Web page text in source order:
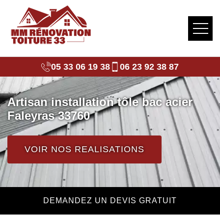
05 33 06 19 38 06 23 92 38 87
Artisan installation tôle bac acier
Faleyras 33760
VOIR NOS REALISATIONS
DEMANDEZ UN DEVIS GRATUIT